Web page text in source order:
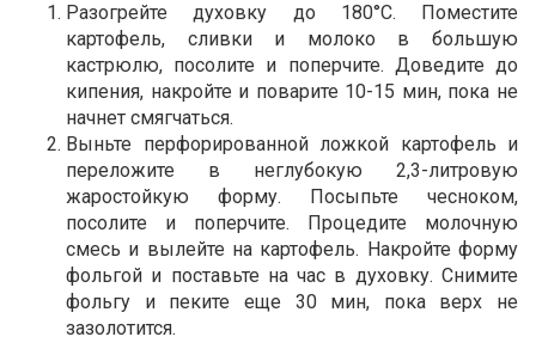
Разогрейте духовку до 180°С. Поместите
картофель, сливки и молоко в большую
кастрюлю, посолите и поперчите. Доведите до
кипения, накройте и поварите 10-15 мин, пока не
начнет смягчаться.
Выньте перфорированной ложкой картофель и
переложите в неглубокую 2,3-литровую
жаростойкую форму. Посыпьте чесноком,
посолите и поперчите. Процедите молочную
смесь и вылейте на картофель. Накройте форму
фольгой и поставьте на час в духовку. Снимите
фольгу и пеките еще 30 мин, пока верх не
зазолотится.